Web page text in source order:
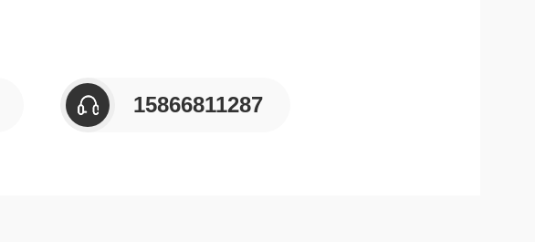
15866811287